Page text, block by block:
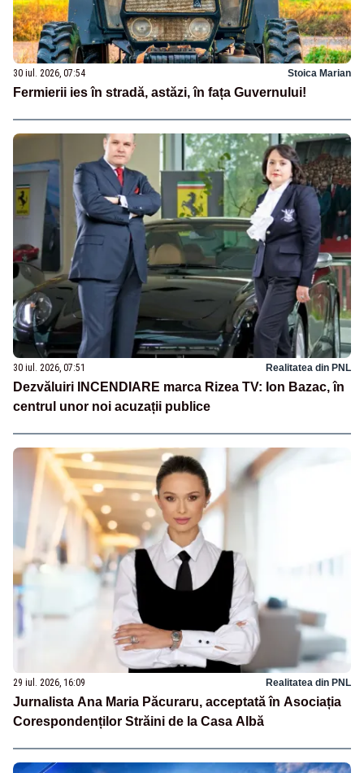
30 iul. 2026, 07:54 Stoica Marian
Fermierii ies în stradă, astăzi, în fața Guvernului!
30 iul. 2026, 07:51 Realitatea din PNL
Dezvăluiri INCENDIARE marca Rizea TV: Ion Bazac, în
centrul unor noi acuzații publice
29 iul. 2026, 16:09 Realitatea din PNL
Jurnalista Ana Maria Păcuraru, acceptată în Asociația
Corespondenților Străini de la Casa Albă